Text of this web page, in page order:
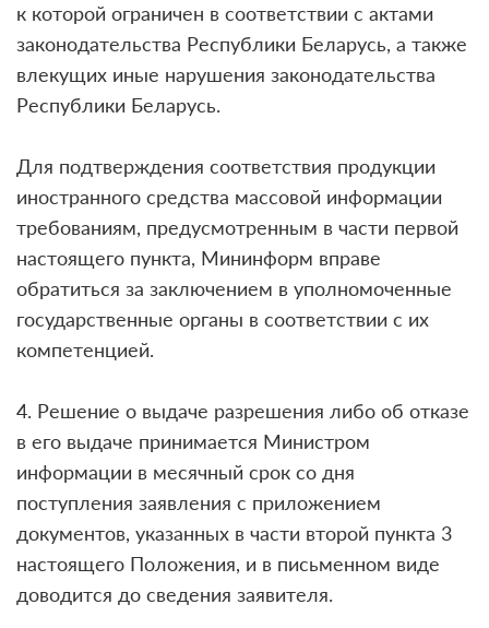
к которой ограничен в соответствии с актами
законодательства Республики Беларусь, а также
влекущих иные нарушения законодательства
Республики Беларусь.
Для подтверждения соответствия продукции
иностранного средства массовой информации
требованиям, предусмотренным в части первой
настоящего пункта, Мининформ вправе
обратиться за заключением в уполномоченные
государственные органы в соответствии с их
компетенцией.
4. Решение о выдаче разрешения либо об отказе
в его выдаче принимается Министром
информации в месячный срок со дня
поступления заявления с приложением
документов, указанных в части второй пункта 3
настоящего Положения, и в письменном виде
доводится до сведения заявителя.